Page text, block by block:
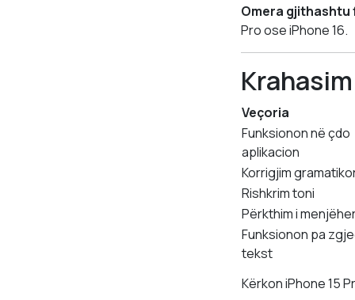
Omera gjithashtu
Pro ose iPhone 16.
Veçoria
Funksionon në çdo
aplikacion
Korrigjim
Rishkrim toni
Përkthim i
Funksionon pa
tekst
Kërkon iPhone 15